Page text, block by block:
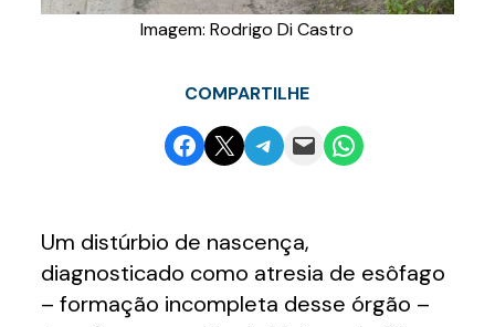
Imagem: Rodrigo Di Castro
COMPARTILHE
Share on Facebook
Email this PageShare on Telegram
Email this PageShare on WhatsApp
Um distúrbio de nascença,
diagnosticado como atresia de esôfago
– formação incompleta desse órgão –